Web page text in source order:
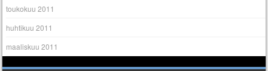
toukokuu 2011
huhtikuu 2011
maaliskuu 2011